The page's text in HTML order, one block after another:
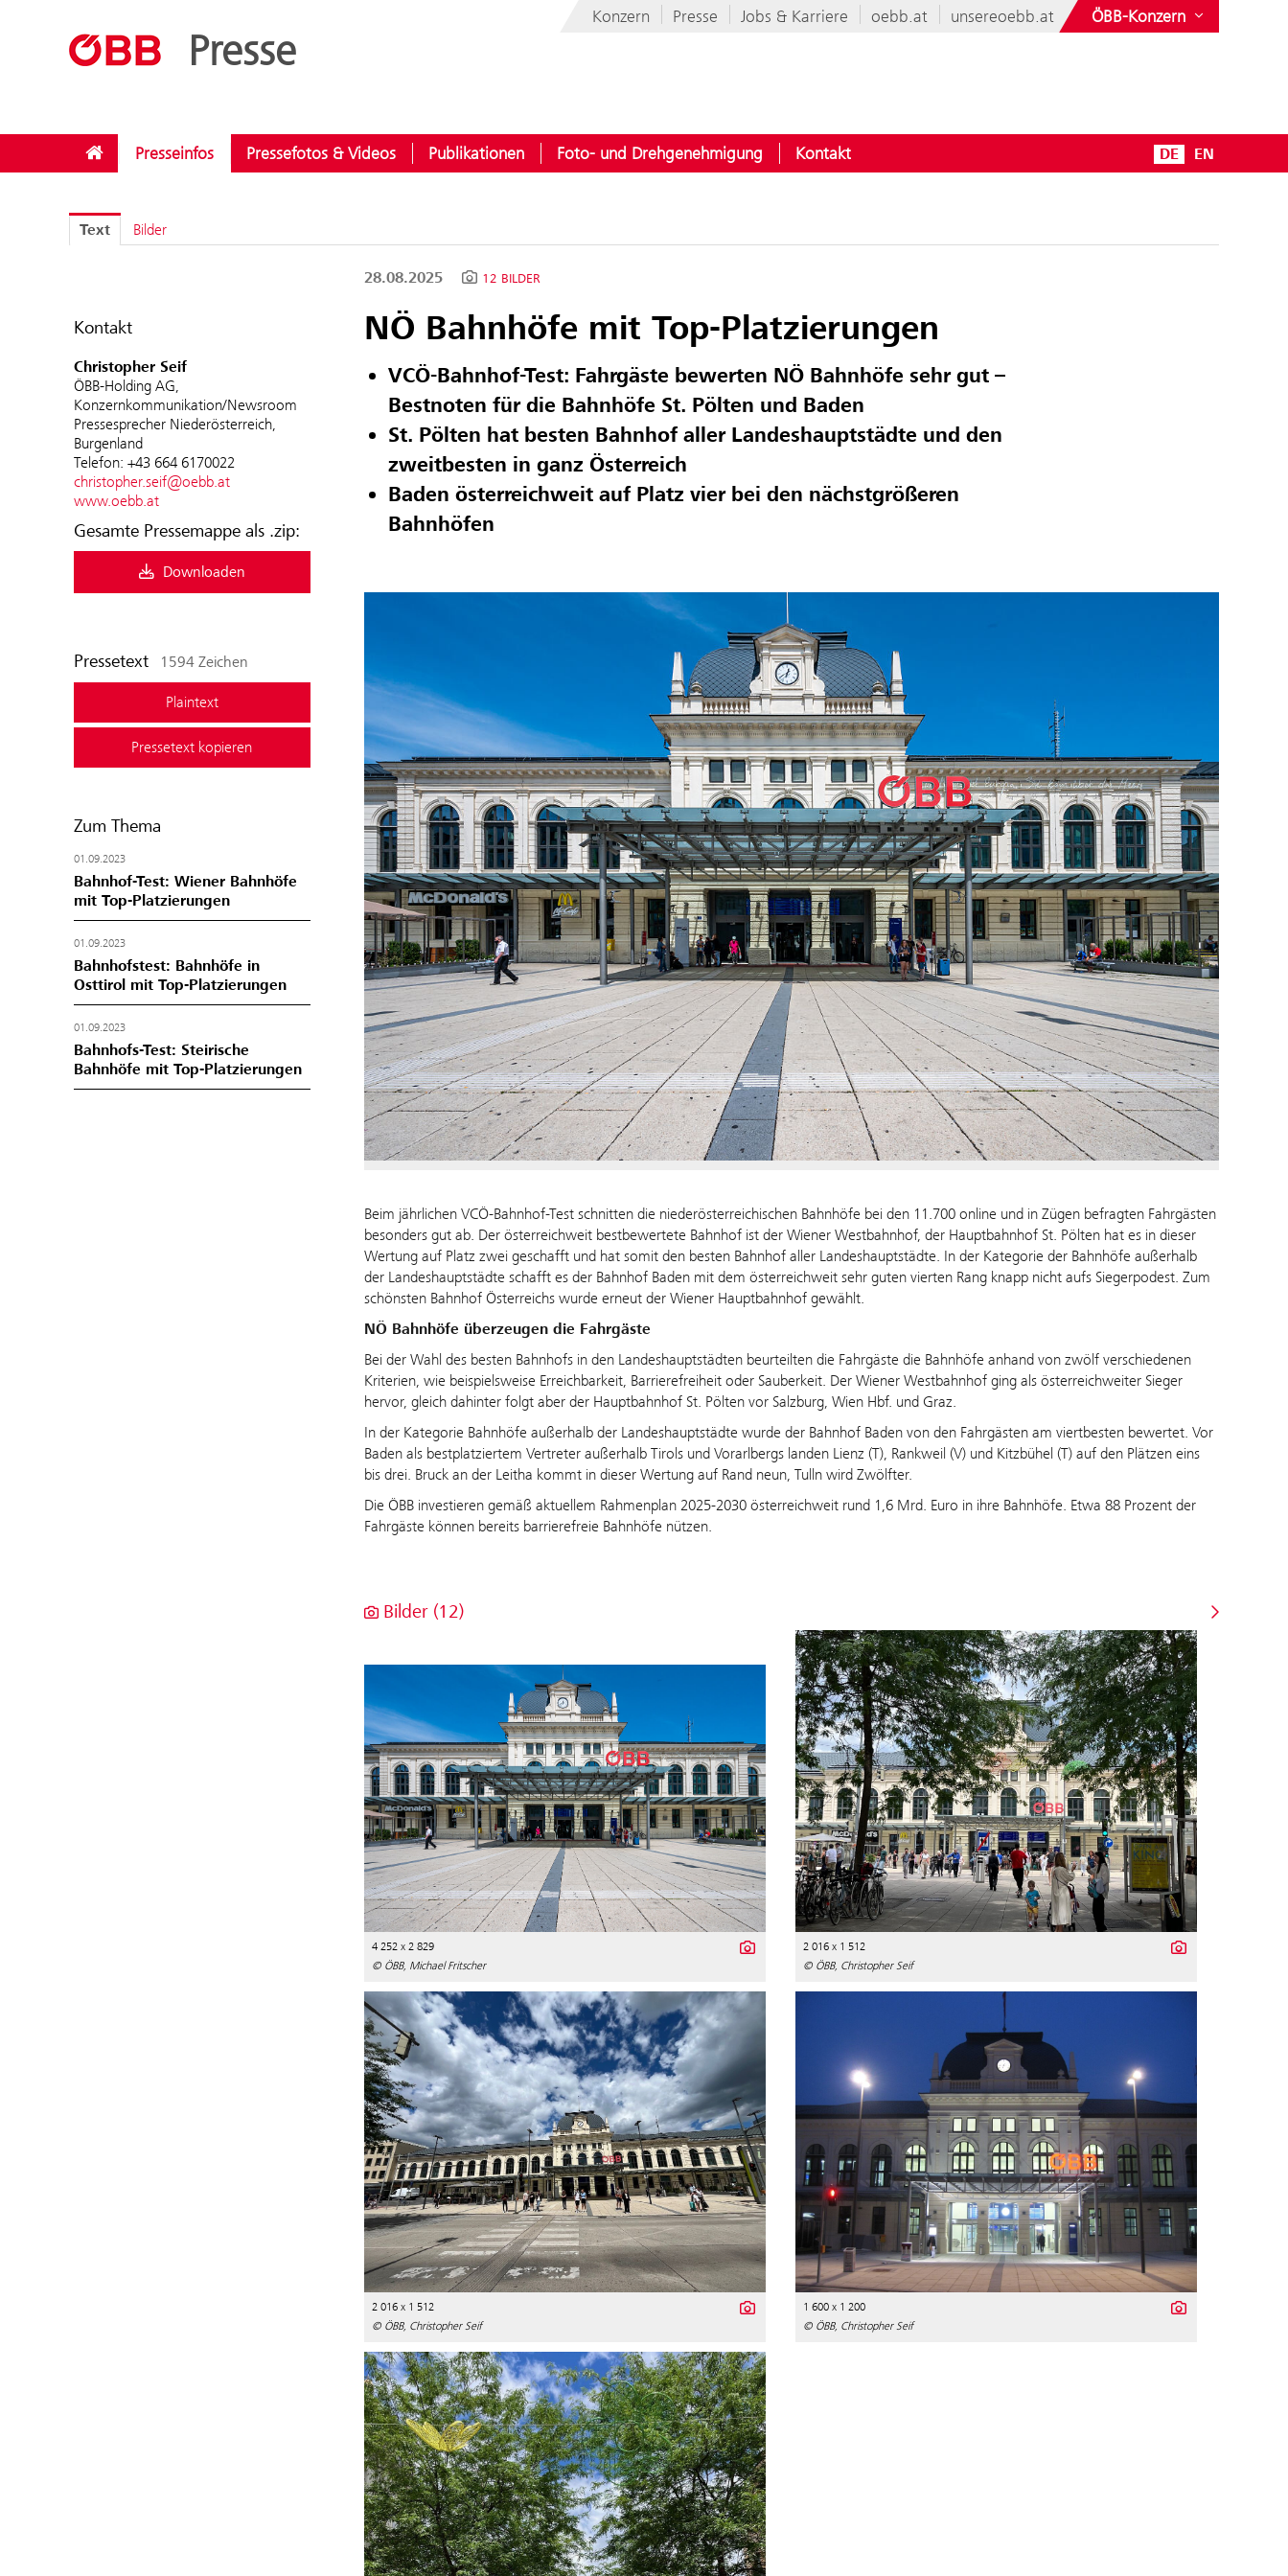
Presse
Konzern Presse Jobs & Karriere oebb.at unsereoebb.at ÖBB-Konzern
Presseinfos Pressefotos & Videos Publikationen Foto- und Drehgenehmigung Kontakt DE EN
Text Bilder
Kontakt
Christopher Seif
ÖBB-Holding AG,
Konzernkommunikation/Newsroom
Pressesprecher Niederösterreich,
Burgenland
Telefon: +43 664 6170022
christopher.seif@oebb.at
www.oebb.at
Gesamte Pressemappe als .zip:
Downloaden
Pressetext 1594 Zeichen
Plaintext
Pressetext kopieren
Zum Thema
01.09.2023
Bahnhof-Test: Wiener Bahnhöfe
mit Top-Platzierungen
01.09.2023
Bahnhofstest: Bahnhöfe in
Osttirol mit Top-Platzierungen
01.09.2023
Bahnhofs-Test: Steirische
Bahnhöfe mit Top-Platzierungen
28.08.2025 12 BILDER
NÖ Bahnhöfe mit Top-Platzierungen
VCÖ-Bahnhof-Test: Fahrgäste bewerten NÖ Bahnhöfe sehr gut –
Bestnoten für die Bahnhöfe St. Pölten und Baden
St. Pölten hat besten Bahnhof aller Landeshauptstädte und den
zweitbesten in ganz Österreich
Baden österreichweit auf Platz vier bei den nächstgrößeren
Bahnhöfen
Beim jährlichen VCÖ-Bahnhof-Test schnitten die niederösterreichischen Bahnhöfe bei den 11.700 online und in Zügen befragten Fahrgästen
besonders gut ab. Der österreichweit bestbewertete Bahnhof ist der Wiener Westbahnhof, der Hauptbahnhof St. Pölten hat es in dieser
Wertung auf Platz zwei geschafft und hat somit den besten Bahnhof aller Landeshauptstädte. In der Kategorie der Bahnhöfe außerhalb
der Landeshauptstädte schafft es der Bahnhof Baden mit dem österreichweit sehr guten vierten Rang knapp nicht aufs Siegerpodest. Zum
schönsten Bahnhof Österreichs wurde erneut der Wiener Hauptbahnhof gewählt.
NÖ Bahnhöfe überzeugen die Fahrgäste
Bei der Wahl des besten Bahnhofs in den Landeshauptstädten beurteilten die Fahrgäste die Bahnhöfe anhand von zwölf verschiedenen
Kriterien, wie beispielsweise Erreichbarkeit, Barrierefreiheit oder Sauberkeit. Der Wiener Westbahnhof ging als österreichweiter Sieger
hervor, gleich dahinter folgt aber der Hauptbahnhof St. Pölten vor Salzburg, Wien Hbf. und Graz.
In der Kategorie Bahnhöfe außerhalb der Landeshauptstädte wurde der Bahnhof Baden von den Fahrgästen am viertbesten bewertet. Vor
Baden als bestplatziertem Vertreter außerhalb Tirols und Vorarlbergs landen Lienz (T), Rankweil (V) und Kitzbühel (T) auf den Plätzen eins
bis drei. Bruck an der Leitha kommt in dieser Wertung auf Rand neun, Tulln wird Zwölfter.
Die ÖBB investieren gemäß aktuellem Rahmenplan 2025-2030 österreichweit rund 1,6 Mrd. Euro in ihre Bahnhöfe. Etwa 88 Prozent der
Fahrgäste können bereits barrierefreie Bahnhöfe nützen.
Bilder (12)
4 252 x 2 829
© ÖBB, Michael Fritscher
2 016 x 1 512
© ÖBB, Christopher Seif
2 016 x 1 512
© ÖBB, Christopher Seif
1 600 x 1 200
© ÖBB, Christopher Seif